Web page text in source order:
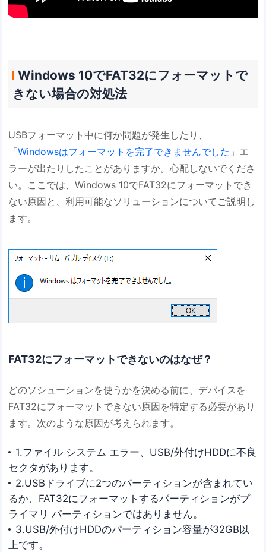
Windows 10でFAT32にフォーマットで
きない場合の対処法
USBフォーマット中に何か問題が発生したり、
「Windowsはフォーマットを完了できませんでした 」エ
ラーが出たりしたことがありますか。心配しないでくださ
い。ここでは、Windows 10でFAT32にフォーマットでき
ない原因と、利用可能なソリューションについてご説明し
ます。
FAT32にフォーマットできないのはなぜ？
どのソシューションを使うかを決める前に、デバイスを
FAT32にフォーマットできない原因を特定する必要があり
ます。次のような原因が考えられます。
1.ファイル システム エラー、USB/外付けHDDに不良
セクタがあります。
2.USBドライブに2つのパーティションが含まれてい
るか、FAT32にフォーマットするパーティションがプ
ライマリ パーティションではありません。
3.USB/外付けHDDのパーティション容量が32GB以
上です。